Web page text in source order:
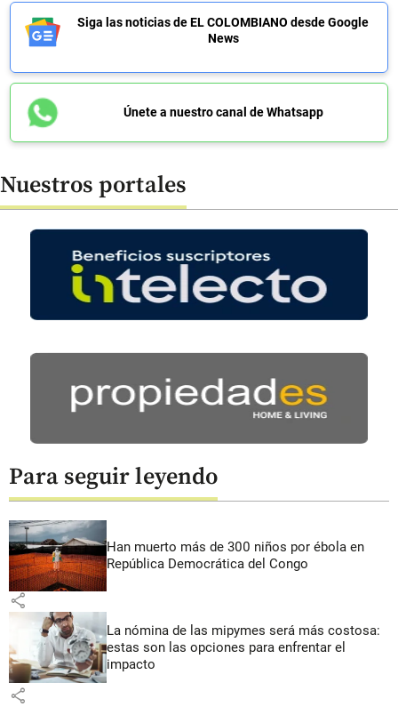
Siga las noticias de EL COLOMBIANO desde Google
News
Únete a nuestro canal de Whatsapp
Nuestros portales
Para seguir leyendo
Han muerto más de 300 niños por ébola en
República Democrática del Congo
share
La nómina de las mipymes será más costosa:
estas son las opciones para enfrentar el
impacto
share